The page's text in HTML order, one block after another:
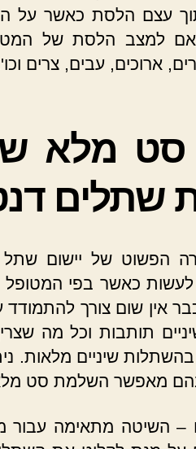
עצם הלסת כאשר על
למצב הלסת של
ארוכים, עבים, צרים וכו'.
מלא של
שתלים
הפשוט של יישום שתל
לעשות כאשר בפי
אין שום צורך להתמודד
תותבות וכל מה
שיניים מלאות.
מאפשר השלמת סט מלא
– השיטה מתאימה